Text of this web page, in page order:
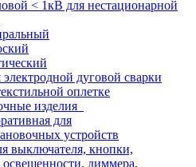
< 1кВ для нестационарной
электродной дуговой сварки
оплетке
изделия
для
устройств
выключателя, кнопки,
освещенности, диммера,